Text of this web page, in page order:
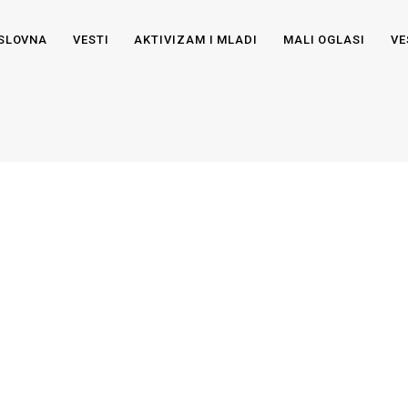
VESTI AKTIVIZAM I MLADI MALI OGLASI